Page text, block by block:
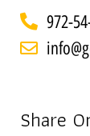
972-
Share